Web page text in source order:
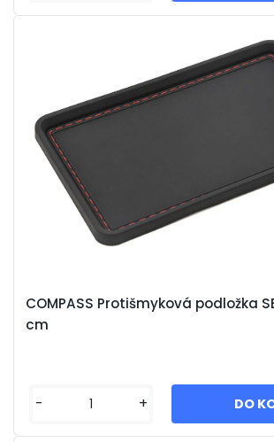
COMPASS Protišmyková podložka
cm
- +